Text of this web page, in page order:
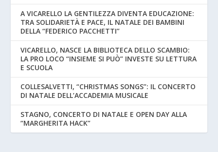
A VICARELLO LA GENTILEZZA DIVENTA EDUCAZIONE:
TRA SOLIDARIETÀ E PACE, IL NATALE DEI BAMBINI
DELLA “FEDERICO PACCHETTI”
VICARELLO, NASCE LA BIBLIOTECA DELLO SCAMBIO:
LA PRO LOCO “INSIEME SI PUÒ” INVESTE SU LETTURA
E SCUOLA
COLLESALVETTI, “CHRISTMAS SONGS”: IL CONCERTO
DI NATALE DELL’ACCADEMIA MUSICALE
STAGNO, CONCERTO DI NATALE E OPEN DAY ALLA
“MARGHERITA HACK”